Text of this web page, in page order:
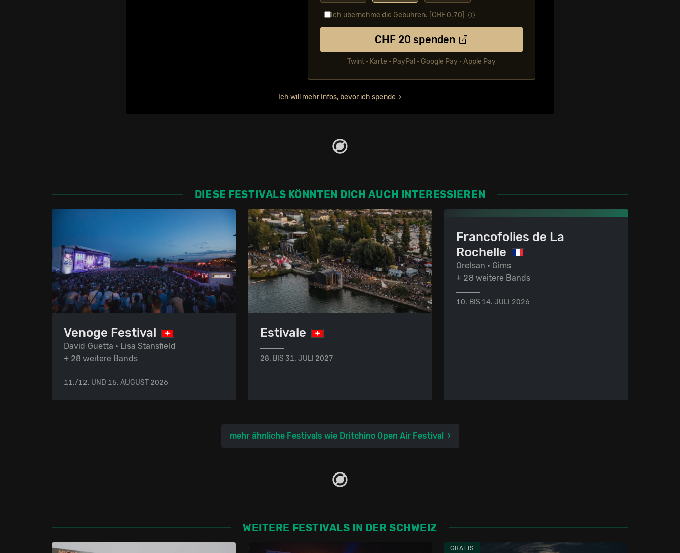
Ich übernehme die Gebühren. [CHF0.70
CHF 20 spenden
Twint • Karte • PayPal • Google Pay • Apple Pay
Ich will mehr Infos, bevor ich spende
DIESE FESTIVALS KÖNNTEN DICH AUCH INTERESSIEREN
Venoge Festival
David Guetta • Lisa Stansfield
+ 28 weitere Bands
11./12. UND 15. AUGUST 2026
Estivale
28. BIS 31. JULI 2027
Francofolies de La
Rochelle
Orelsan • Gims
+ 28 weitere Bands
10. BIS 14. JULI 2026
mehr ähnliche Festivals wie Dritchino Open Air Festival
WEITERE FESTIVALS IN DER SCHWEIZ
GRATIS